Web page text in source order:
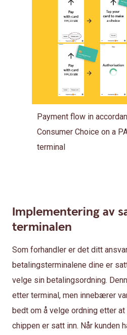
Payment flow in
Consumer Choice on a
terminal
Implementering av
terminalen
Som forhandler er det ditt
betalingsterminalene dine er
velge sin betalingsordning.
etter terminal, men innebærer
bedt om å velge ordning etter
chippen er satt inn. Når kunden